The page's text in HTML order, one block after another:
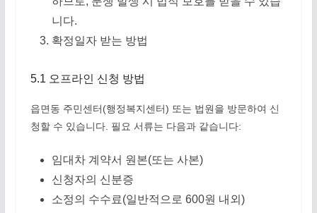
니다.
확정일자 받는 방법
5.1 오프라인 신청 방법
읍면동 주민센터(행정복지센터) 또는 법원을 방문하여 신
청할 수 있습니다. 필요 서류는 다음과 같습니다:
임대차 계약서 원본(또는 사본)
신청자의 신분증
소정의 수수료(일반적으로 600원 내외)